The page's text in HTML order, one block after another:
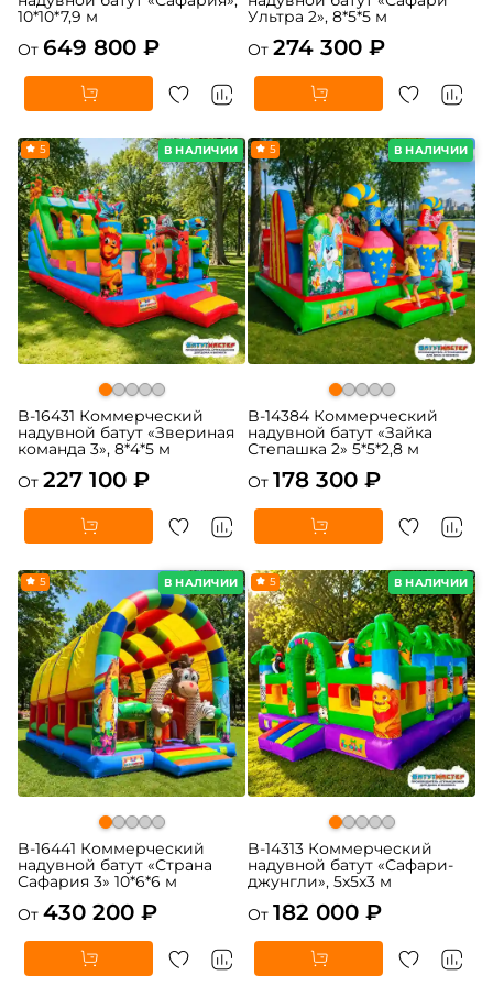
10*10*7,9 м
От 649 800 ₽
Ультра 2», 8*5*5 м
От 274 300 ₽
В НАЛИЧИИ
5
B-16431 Коммерческий
надувной батут «Звериная
команда 3», 8*4*5 м
От 227 100 ₽
В НАЛИЧИИ
5
B-14384 Коммерческий
надувной батут «Зайка
Степашка 2» 5*5*2,8 м
От 178 300 ₽
В НАЛИЧИИ
5
B-16441 Коммерческий
надувной батут «Страна
Сафария 3» 10*6*6 м
От 430 200 ₽
В НАЛИЧИИ
5
B-14313 Коммерческий
надувной батут «Сафари-
джунгли», 5x5x3 м
От 182 000 ₽